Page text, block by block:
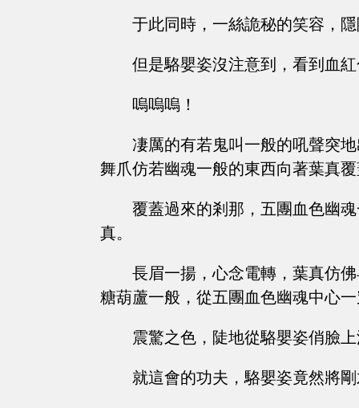
于此同時，一絲詭秘的笑容，
但是駱嬰姿沒注意到，看到血
嗚嗚嗚！
凄厲的有若鬼叫一般的吼聲突
舞爪仿若幽魂一般的東西向著葉真
覆蓋過來的剎那，五團血色幽
真。
長眉一揚，心念電轉，葉真仿
糖葫蘆一般，從五團血色幽魂中心
震驚之色，陡地從駱嬰姿俏臉
就這會的功夫，駱嬰姿竟然將